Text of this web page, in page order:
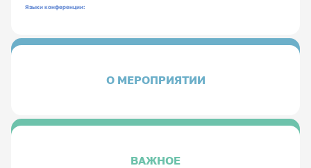
Языки конференции:
О МЕРОПРИЯТИИ
ВАЖНОЕ